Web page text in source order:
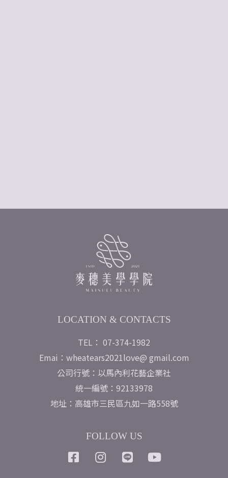
LOCATION & CONTACTS
TEL： 07-374-1982
Emai：wheatears2021love@ gmail.com
公司行號：以馬內利花藝企業社
統一編號：92133978
地址：高雄市三民區九如一路558號
FOLLOW US